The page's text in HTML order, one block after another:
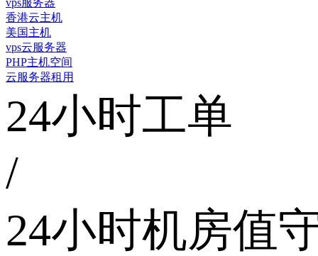
vps服务器
香港云主机
美国主机
vps云服务器
PHP主机空间
云服务器租用
24小时工单
/
24小时机房值